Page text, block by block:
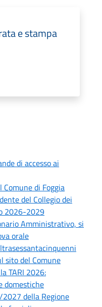
e stampa
di accesso ai
Comune di Foggia
del Collegio dei
2026-2029
Amministrativo, si
orale
sito del Comune
TARI 2026:
domestiche
della Regione